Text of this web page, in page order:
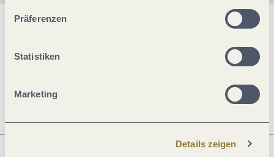
Präferenzen
Statistiken
Marketing
Details zeigen
Allgemeine Informationen